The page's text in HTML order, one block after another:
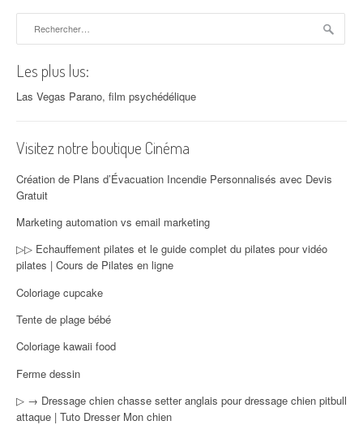
Les plus lus:
Las Vegas Parano, film psychédélique
Visitez notre boutique Cinéma
Création de Plans d’Évacuation Incendie Personnalisés avec Devis
Gratuit
Marketing automation vs email marketing
▷▷ Echauffement pilates et le guide complet du pilates pour vidéo
pilates | Cours de Pilates en ligne
Coloriage cupcake
Tente de plage bébé
Coloriage kawaii food
Ferme dessin
▷ → Dressage chien chasse setter anglais pour dressage chien pitbull
attaque | Tuto Dresser Mon chien